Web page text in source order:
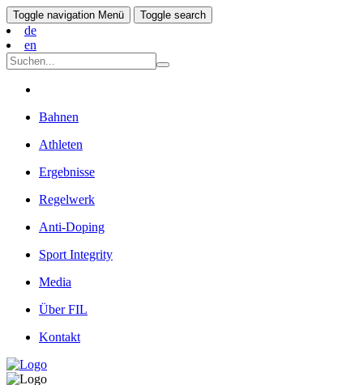
Toggle navigation Menü Toggle search
de
en
Bahnen
Athleten
Ergebnisse
Regelwerk
Anti-Doping
Sport Integrity
Media
Über FIL
Kontakt